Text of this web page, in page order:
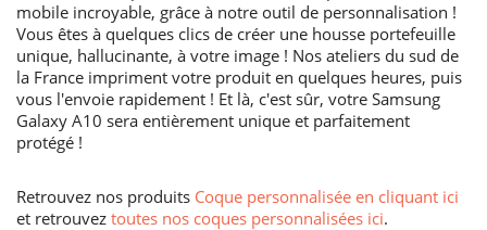
mobile incroyable, grâce à notre outil de personnalisation !
Vous êtes à quelques clics de créer une housse portefeuille
unique, hallucinante, à votre image ! Nos ateliers du sud de
la France impriment votre produit en quelques heures, puis
vous l'envoie rapidement ! Et là, c'est sûr, votre Samsung
Galaxy A10 sera entièrement unique et parfaitement
protégé !
Retrouvez nos produits Coque personnalisée en cliquant ici
et retrouvez toutes nos coques personnalisées ici.